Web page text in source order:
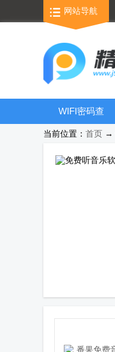
网站导航
WIFI密码查
看器
当前位置： 首页 →